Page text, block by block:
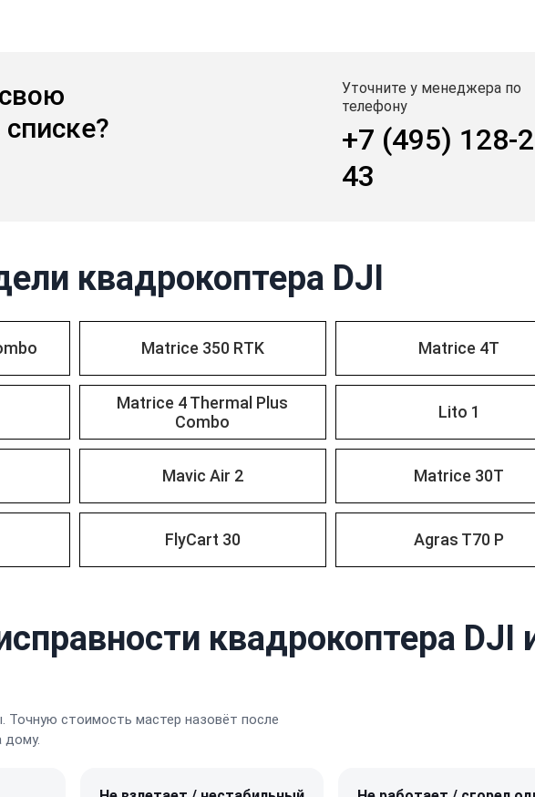
Уточните у менеджера по
телефону
+7 (495) 128-
43
квадрокоптера DJI
Matrice 350 RTK Matrice 4T
Matrice 4 Thermal Plus
Combo
Lito 1
Mavic Air 2 Matrice 30T
FlyCart 30 Agras T70 P
квадрокоптера DJI
Точную стоимость мастер назовёт после
дому.